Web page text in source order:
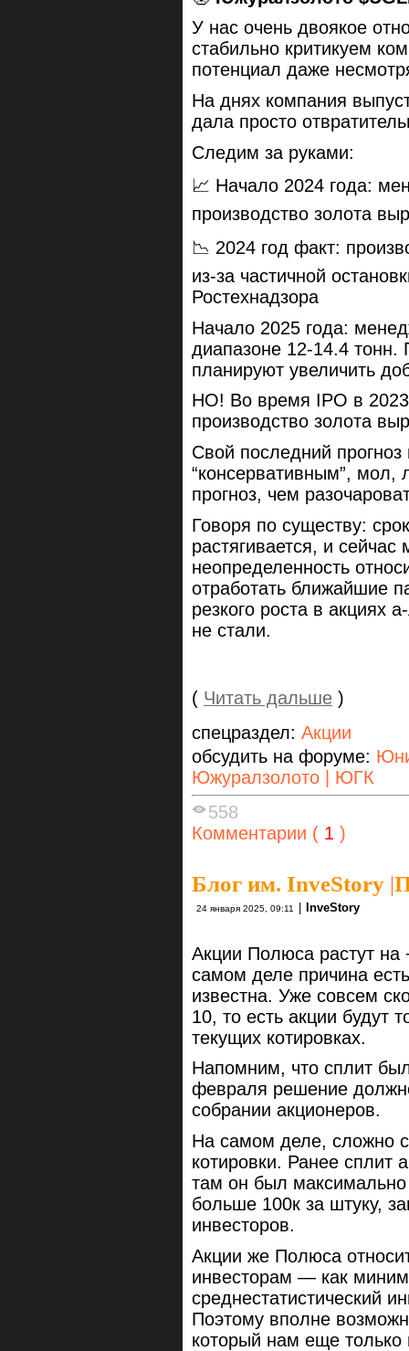
У нас очень двоякое
стабильно критикуем
потенциал даже
На днях компания
дала просто
Следим за руками:
📈 Начало 2024 года:
производство золота
📉 2024 год факт:
из-за частичной
Ростехнадзора
Начало 2025 года:
диапазоне 12-14.4 тонн.
планируют увеличить
НО! Во время IPO в 2023
производство золота
Свой последний
“консервативным”, мол,
прогноз, чем
Говоря по существу:
растягивается, и
неопределенность
отработать ближайшие
резкого роста в акциях
не стали.
( Читать дальше )
спецраздел: Акции
обсудить на форуме:
Южуралзолото | ЮГК
558
Комментарии ( 1 )
Блог им. InveStory |
24 января 2025, 09:11 InveStory
Акции Полюса растут на
самом деле причина
известна. Уже совсем
10, то есть акции будут
текущих котировках.
Напомним, что сплит
февраля решение
собрании акционеров.
На самом деле, сложно
котировки. Ранее сплит
там он был
больше 100к за штуку,
инвесторов.
Акции же Полюса
инвесторам — как
среднестатистический
Поэтому вполне
который нам еще